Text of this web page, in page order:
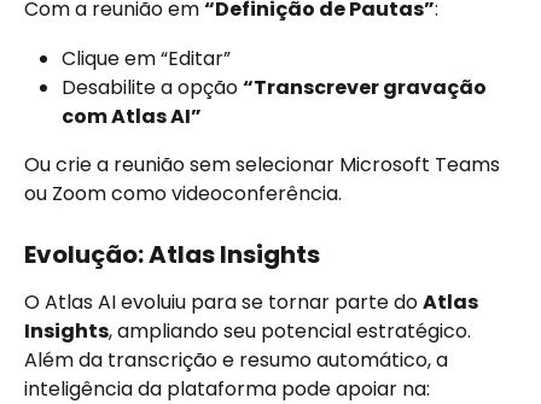
Com a reunião em “Definição de Pautas”:
Clique em “Editar”
Desabilite a opção “Transcrever gravação
com Atlas AI”
Ou crie a reunião sem selecionar Microsoft Teams
ou Zoom como videoconferência.
Evolução: Atlas Insights
O Atlas AI evoluiu para se tornar parte do Atlas
Insights, ampliando seu potencial estratégico.
Além da transcrição e resumo automático, a
inteligência da plataforma pode apoiar na: